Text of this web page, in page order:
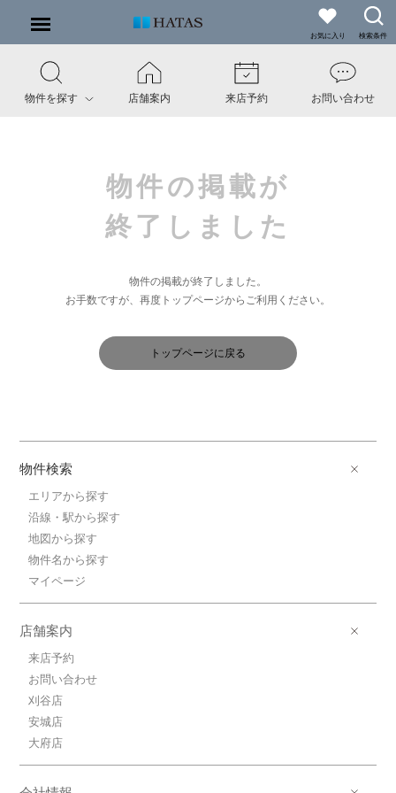
お気に入り 検索条件
物件を探す 店舗案内 来店予約 お問い合わせ
物件の掲載が
終了しました
物件の掲載が終了しました。
お手数ですが、再度トップページからご利用ください。
トップページに戻る
物件検索
エリアから探す
沿線・駅から探す
地図から探す
物件名から探す
マイページ
店舗案内
来店予約
お問い合わせ
刈谷店
安城店
大府店